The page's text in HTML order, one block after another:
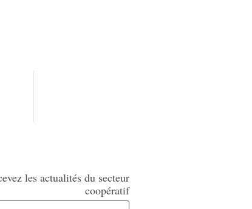
les actualités du secteur
coopératif